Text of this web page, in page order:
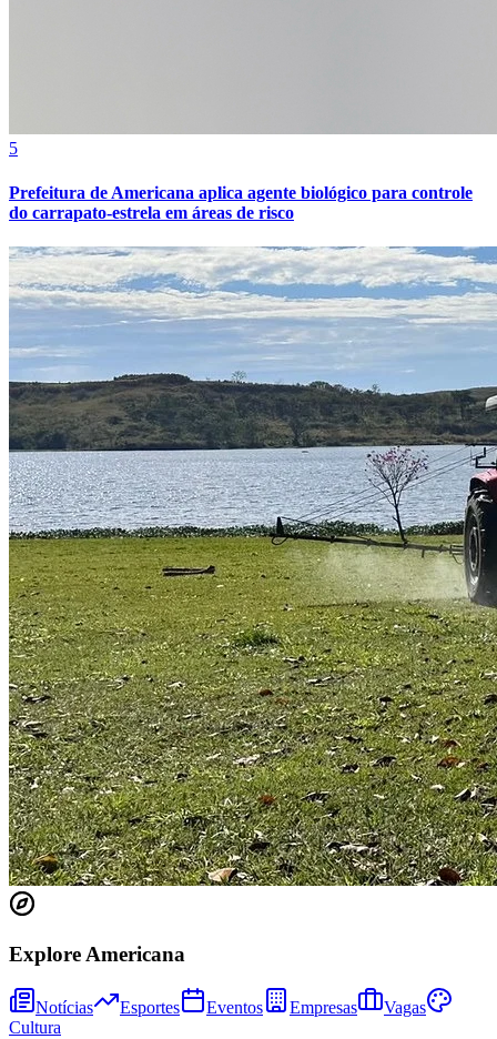
Bahia
5
Prefeitura de Americana aplica agente biológico para controle
do carrapato-estrela em áreas de risco
Explore Americana
Notícias Esportes Eventos Empresas
Vagas
Cultura